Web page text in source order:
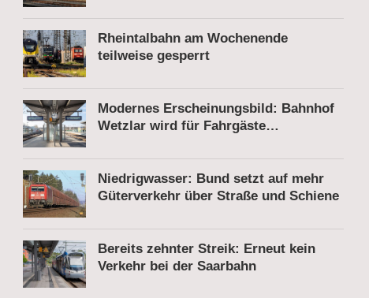
Rheintalbahn am Wochenende
teilweise gesperrt
Modernes Erscheinungsbild: Bahnhof
Wetzlar wird für Fahrgäste
Niedrigwasser: Bund setzt auf mehr
Güterverkehr über Straße und Schiene
Bereits zehnter Streik: Erneut kein
Verkehr bei der Saarbahn